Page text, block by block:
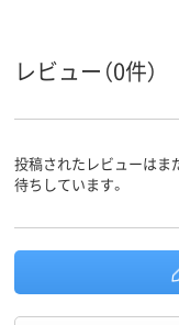
レビュー（0件）
投稿されたレビューはま
待ちしています。